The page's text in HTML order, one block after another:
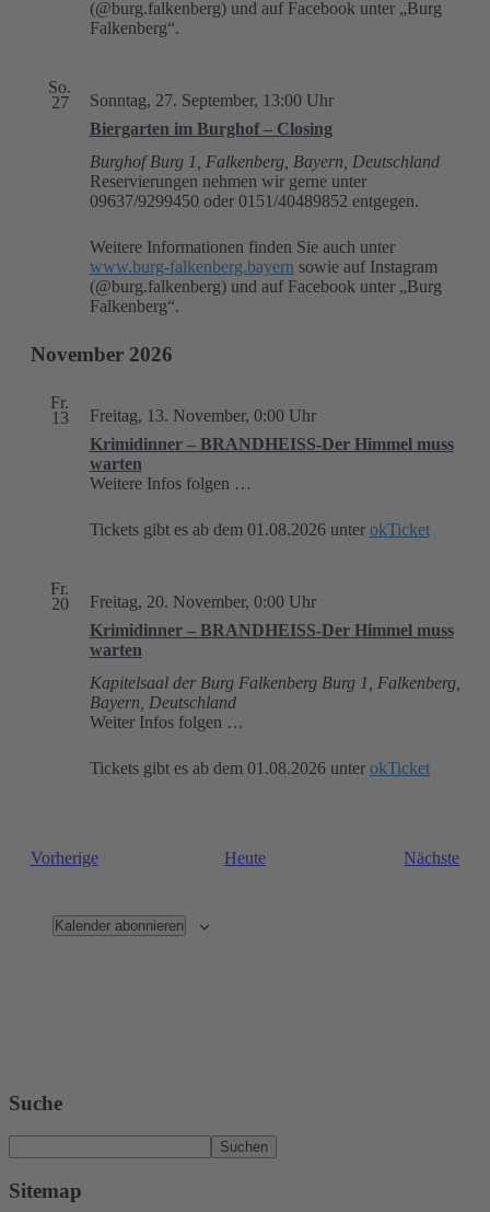
(@burg.falkenberg) und auf Facebook unter „Burg
Falkenberg“.
So.
27
Biergarten im Burghof – Closing
Sonntag, 27. September, 13:00 Uhr
BurghofBurg 1, Falkenberg, Bayern, Deutschland
Reservierungen nehmen wir gerne unter
09637/9299450 oder 0151/40489852 entgegen.
Weitere Informationen finden Sie auch unter
www.burg-falkenberg.bayern sowie auf Instagram
(@burg.falkenberg) und auf Facebook unter „Burg
Falkenberg“.
November 2026
Fr.
13
Krimidinner – BRANDHEISS-Der Himmel muss
warten
Freitag, 13. November, 0:00 Uhr
Weitere Infos folgen …
Tickets gibt es ab dem 01.08.2026 unter okTicket
Fr.
20
Krimidinner – BRANDHEISS-Der Himmel muss
warten
Freitag, 20. November, 0:00 Uhr
Kapitelsaal der Burg Falkenberg Burg 1, Falkenberg,
Bayern, Deutschland
Weiter Infos folgen …
Tickets gibt es ab dem 01.08.2026 unter okTicket
VorherigeVeranstaltungen Heute Nächste
Kalender abonnieren
Suche
Suchen
Sitemap